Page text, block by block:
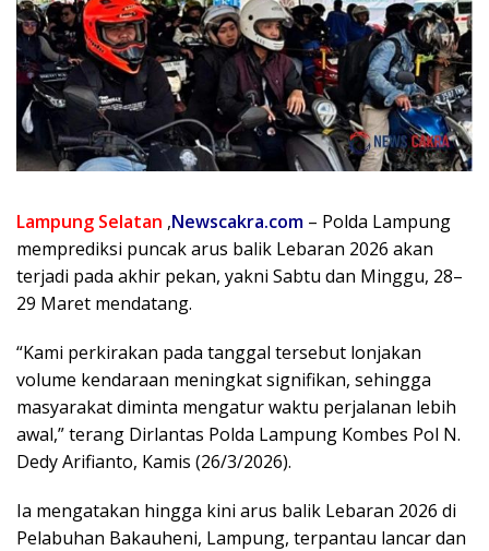
Lampung Selatan ,Newscakra.com – Polda Lampung
memprediksi puncak arus balik Lebaran 2026 akan
terjadi pada akhir pekan, yakni Sabtu dan Minggu, 28–
29 Maret mendatang.
“Kami perkirakan pada tanggal tersebut lonjakan
volume kendaraan meningkat signifikan, sehingga
masyarakat diminta mengatur waktu perjalanan lebih
awal,” terang Dirlantas Polda Lampung Kombes Pol N.
Dedy Arifianto, Kamis (26/3/2026).
Ia mengatakan hingga kini arus balik Lebaran 2026 di
Pelabuhan Bakauheni, Lampung, terpantau lancar dan